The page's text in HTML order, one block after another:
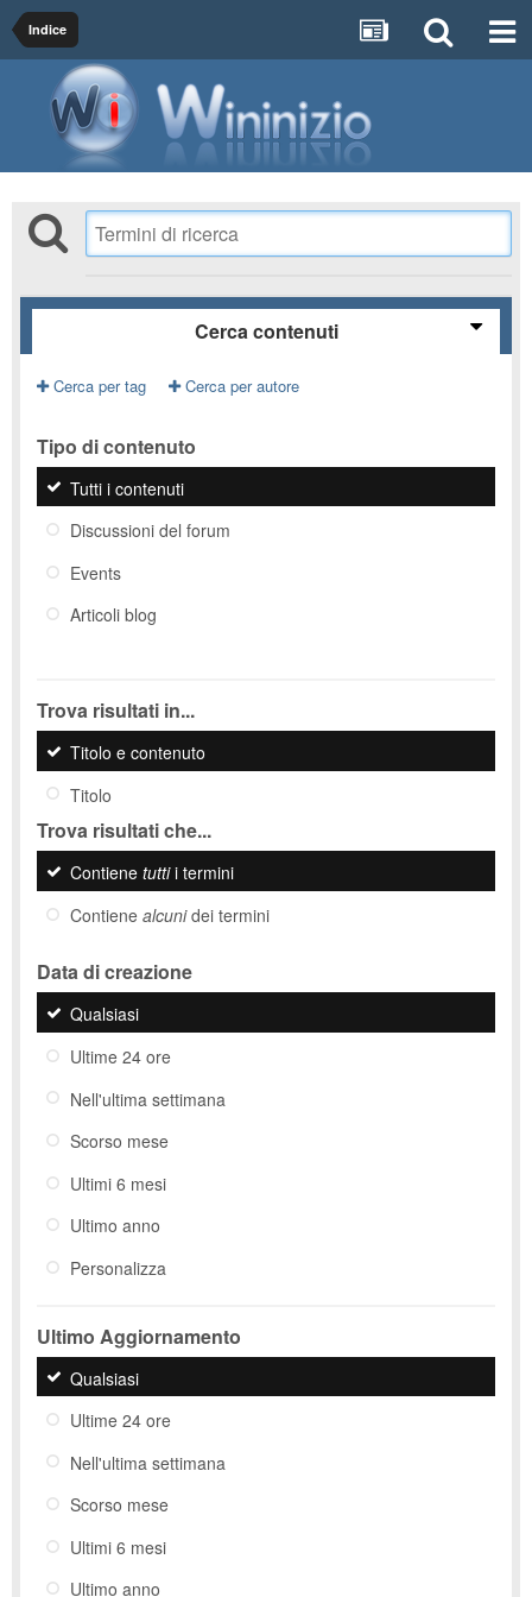
Indice
Cerca contenuti
Cerca per tag Cerca per autore
Tipo di contenuto
Tutti i contenuti
Discussioni del forum
Events
Articoli blog
Trova risultati in...
Titolo e contenuto
Titolo
Trova risultati che...
Contiene tuttii termini
Contiene alcunidei termini
Data di creazione
Qualsiasi
Ultime 24 ore
Nell'ultima settimana
Scorso mese
Ultimi 6 mesi
Ultimo anno
Personalizza
Ultimo Aggiornamento
Qualsiasi
Ultime 24 ore
Nell'ultima settimana
Scorso mese
Ultimi 6 mesi
Ultimo anno